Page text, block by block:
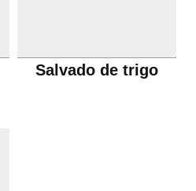
Salvado de trigo